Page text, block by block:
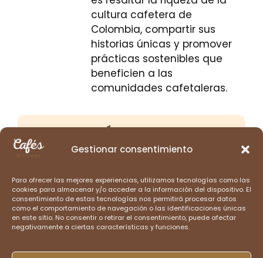
Gestionar consentimiento
Para ofrecer las mejores experiencias, utilizamos tecnologías como las
cookies para almacenar y/o acceder a la información del dispositivo. El
consentimiento de estas tecnologías nos permitirá procesar datos
como el comportamiento de navegación o las identificaciones únicas
en este sitio. No consentir o retirar el consentimiento, puede afectar
negativamente a ciertas características y funciones.
cultura cafetera de
Colombia, compartir sus
historias únicas y promover
prácticas sostenibles que
beneficien a las
comunidades cafetaleras.
CATEGORÍAS PRINCIPALES
HISTORIA DEL CAFÉ